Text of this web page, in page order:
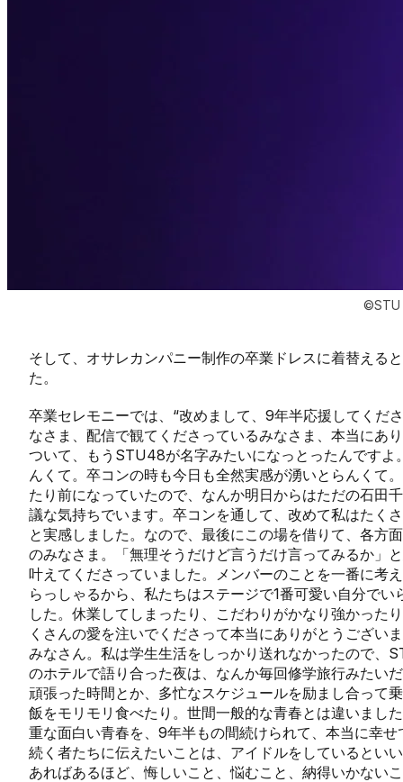
©STU
そして、オサレカンパニー制作の卒業ドレスに着替える
た。
卒業セレモニーでは、“改めまして、9年半応援してくだ
なさま、配信で観てくださっているみなさま、本当にあ
ついて、もうSTU48が名字みたいになっとったんです
んくて。卒コンの時も今日も全然実感が湧いとらんくて
たり前になっていたので、なんか明日からはただの石田
議な気持ちでいます。卒コンを通して、改めて私はたく
と実感しました。なので、最後にこの場を借りて、各方
のみなさま。「無理そうだけど言うだけ言ってみるか」
叶えてくださっていました。メンバーのことを一番に考
らっしゃるから、私たちはステージで1番可愛い自分で
した。休業してしまったり、こだわりがかなり強かった
くさんの愛を注いでくださって本当にありがとうござい
みなさん。私は学生生活をしっかり送れなかったので、
のホテルで語り合った夜は、なんか毎回修学旅行みたい
頑張った時間とか、多忙なスケジュールを励まし合って
飯をモリモリ食べたり。世間一般的な青春とは違いまし
重な面白い青春を、9年半もの間続けられて、本当に幸
続く者たちに伝えたいことは、アイドルをしているとい
あればあるほど、悔しいこと、悩むこと、納得いかない